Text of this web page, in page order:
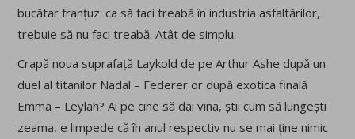
bucătar franțuz: ca să faci treabă în industria asfaltărilor,
trebuie să nu faci treabă. Atât de simplu.
Crapă noua suprafață Laykold de pe Arthur Ashe după un
duel al titanilor Nadal – Federer or după exotica finală
Emma – Leylah? Ai pe cine să dai vina, știi cum să lungești
zeama, e limpede că în anul respectiv nu se mai ține nimic